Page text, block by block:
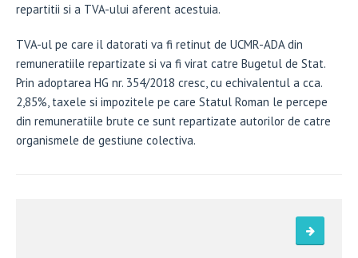
repartitii si a TVA-ului aferent acestuia.
TVA-ul pe care il datorati va fi retinut de UCMR-ADA din
remuneratiile repartizate si va fi virat catre Bugetul de Stat.
Prin adoptarea HG nr. 354/2018 cresc, cu echivalentul a cca.
2,85%, taxele si impozitele pe care Statul Roman le percepe
din remuneratiile brute ce sunt repartizate autorilor de catre
organismele de gestiune colectiva.